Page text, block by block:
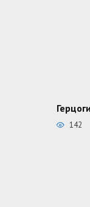
142